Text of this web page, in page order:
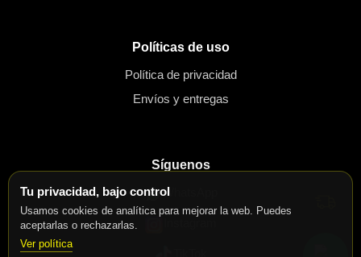
Tu privacidad, bajo control
Usamos cookies de analítica para mejorar la web. Puedes
aceptarlas o rechazarlas.
Ver política
Políticas de uso
Política de privacidad
Envíos y entregas
Síguenos
WhatsApp